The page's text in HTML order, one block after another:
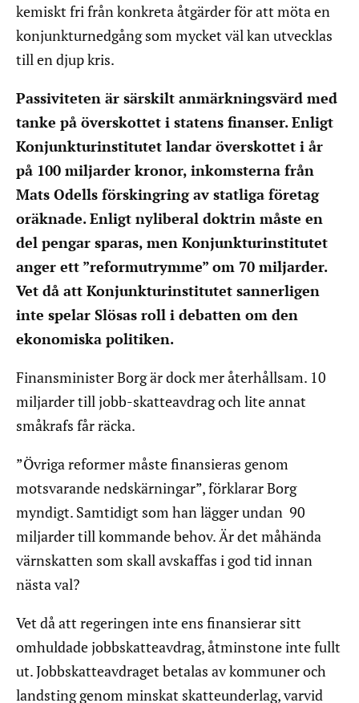
kemiskt fri från konkreta åtgärder för att möta en
konjunkturnedgång som mycket väl kan utvecklas
till en djup kris.
Passiviteten är särskilt anmärkningsvärd med
tanke på överskottet i statens finanser. Enligt
Konjunkturinstitutet landar överskottet i år
på 100 miljarder kronor, inkomsterna från
Mats Odells förskingring av statliga företag
oräknade. Enligt nyliberal doktrin måste en
del pengar sparas, men Konjunkturinstitutet
anger ett ”reformutrymme” om 70 miljarder.
Vet då att Konjunkturinstitutet sannerligen
inte spelar Slösas roll i debatten om den
ekonomiska politiken.
Finansminister Borg är dock mer återhållsam. 10
miljarder till jobb-skatteavdrag och lite annat
småkrafs får räcka.
”Övriga reformer måste finansieras genom
motsvarande nedskärningar”, förklarar Borg
myndigt. Samtidigt som han lägger undan 90
miljarder till kommande behov. Är det måhända
värnskatten som skall avskaffas i god tid innan
nästa val?
Vet då att regeringen inte ens finansierar sitt
omhuldade jobbskatteavdrag, åtminstone inte fullt
ut. Jobbskatteavdraget betalas av kommuner och
landsting genom minskat skatteunderlag, varvid